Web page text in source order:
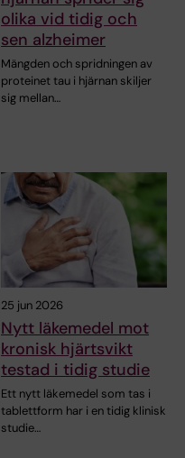
olika vid tidig och
sen alzheimer
Mängden och spridningen av
proteinet tau i hjärnan skiljer
sig mellan…
25 jun 2026
Nytt läkemedel mot
kronisk hjärtsvikt
testad i tidig studie
Ett nytt läkemedel som tas i
tablettform har i en tidig klinisk
studie…